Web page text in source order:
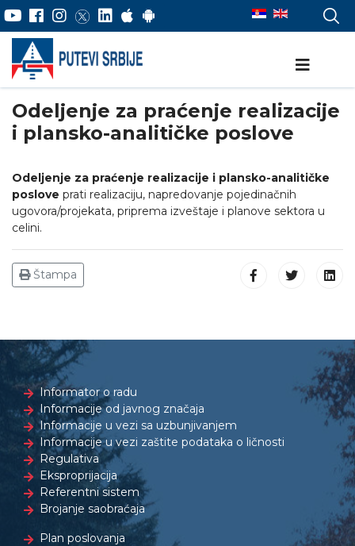
Odeljenje za praćenje realizacije
i plansko-analitičke poslove
Odeljenje za praćenje realizacije i plansko-analitičke
poslove prati realizaciju, napredovanje pojedinačnih
ugovora/projekata, priprema izveštaje i planove sektora u
celini.
Štampa
Informator o radu
Informacije od javnog značaja
Informacije u vezi sa uzbunjivanjem
Informacije u vezi zaštite podataka o ličnosti
Regulativa
Eksproprijacija
Referentni sistem
Brojanje saobraćaja
Plan poslovanja